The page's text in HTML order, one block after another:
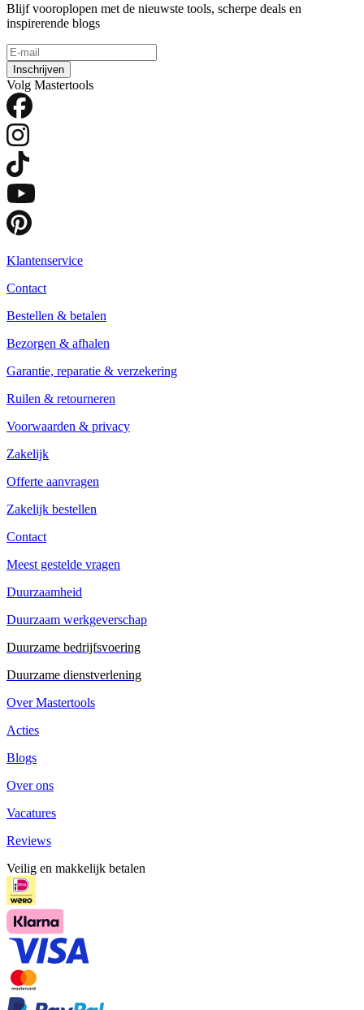
Blijf vooroplopen met de nieuwste tools, scherpe deals en
inspirerende blogs
Inschrijven
Volg Mastertools
Klantenservice
Contact
Bestellen & betalen
Bezorgen & afhalen
Garantie, reparatie & verzekering
Ruilen & retourneren
Voorwaarden & privacy
Zakelijk
Offerte aanvragen
Zakelijk bestellen
Contact
Meest gestelde vragen
Duurzaamheid
Duurzaam werkgeverschap
Duurzame bedrijfsvoering
Duurzame dienstverlening
Over Mastertools
Acties
Blogs
Over ons
Vacatures
Reviews
Veilig en makkelijk betalen